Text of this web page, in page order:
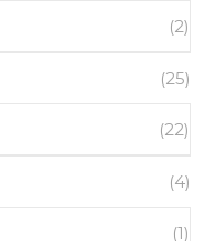
(2)
(25)
(22)
(4)
(1)